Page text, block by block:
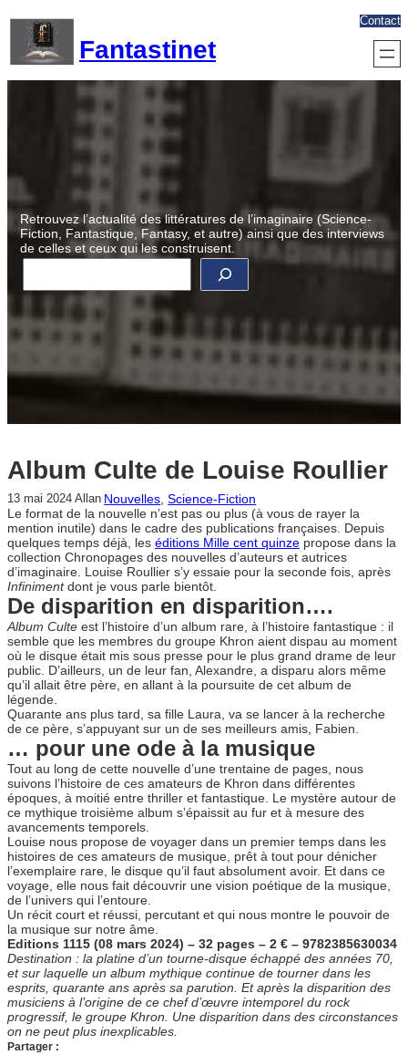
contenu
Fantastinet
Contact
Retrouvez l’actualité des littératures de l’imaginaire (Science-
Fiction, Fantastique, Fantasy, et autre) ainsi que des interviews
de celles et ceux qui les construisent.
R
c
e
e
Album Culte de Louise Roullier
13 mai 2024 Allan Nouvelles, Science-Fiction
Le format de la nouvelle n’est pas ou plus (à vous de rayer la
mention inutile) dans le cadre des publications françaises. Depuis
quelques temps déjà, les éditions Mille cent quinze propose dans la
collection Chronopages des nouvelles d’auteurs et autrices
d’imaginaire. Louise Roullier s’y essaie pour la seconde fois, après
Infinimentdont je vous parle bientôt.
De disparition en disparition….
Album Culte est l’histoire d’un album rare, à l’histoire fantastique : il
semble que les membres du groupe Khron aient dispau au moment
où le disque était mis sous presse pour le plus grand drame de leur
public. D’ailleurs, un de leur fan, Alexandre, a disparu alors même
qu’il allait être père, en allant à la poursuite de cet album de
légende.
Quarante ans plus tard, sa fille Laura, va se lancer à la recherche
de ce père, s’appuyant sur un de ses meilleurs amis, Fabien.
… pour une ode à la musique
Tout au long de cette nouvelle d’une trentaine de pages, nous
suivons l’histoire de ces amateurs de Khron dans différentes
époques, à moitié entre thriller et fantastique. Le mystère autour de
ce mythique troisième album s’épaissit au fur et à mesure des
avancements temporels.
Louise nous propose de voyager dans un premier temps dans les
histoires de ces amateurs de musique, prêt à tout pour dénicher
l’exemplaire rare, le disque qu’il faut absolument avoir. Et dans ce
voyage, elle nous fait découvrir une vision poétique de la musique,
de l’univers qui l’entoure.
Un récit court et réussi, percutant et qui nous montre le pouvoir de
la musique sur notre âme.
Editions 1115 (08 mars 2024) – 32 pages – 2 € – 9782385630034
Destination : la platine d’un tourne-disque échappé des années 70,
et sur laquelle un album mythique continue de tourner dans les
esprits, quarante ans après sa parution. Et après la disparition des
musiciens à l’origine de ce chef d’œuvre intemporel du rock
progressif, le groupe Khron. Une disparition dans des circonstances
on ne peut plus inexplicables.
Partager :